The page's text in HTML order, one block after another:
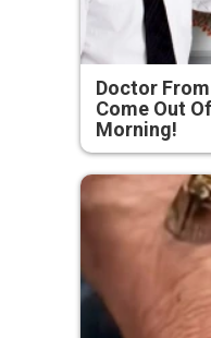
Doctor
Come Out
Morning!